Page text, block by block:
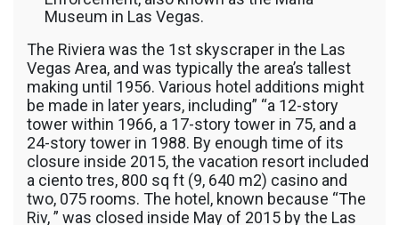
Museum in Las Vegas.
The Riviera was the 1st skyscraper in the Las
Vegas Area, and was typically the area’s tallest
making until 1956. Various hotel additions might
be made in later years, including” “a 12-story
tower within 1966, a 17-story tower in 75, and a
24-story tower in 1988. By enough time of its
closure inside 2015, the vacation resort included
a ciento tres, 800 sq ft (9, 640 m2) casino and
two, 075 rooms. The hotel, known because “The
Riv, ” was closed inside May of 2015 by the Las